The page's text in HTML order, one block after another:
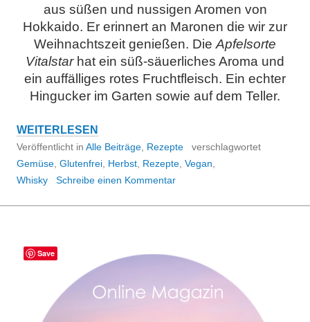
aus süßen und nussigen Aromen von
Hokkaido. Er erinnert an Maronen die wir zur
Weihnachtszeit genießen. Die Apfelsorte
Vitalstarhat ein süß-säuerliches Aroma und
ein auffälliges rotes Fruchtfleisch. Ein echter
Hingucker im Garten sowie auf dem Teller.
REZEPT:
HOKKAIDO
KÜRBIS
MIT
WEITERLESEN
Veröffentlicht in Alle Beiträge Rezepte
verschlagwortet
Gemüse Glutenfrei Herbst Rezepte Vegan
Whisky
Schreibe einen Kommentar
Save